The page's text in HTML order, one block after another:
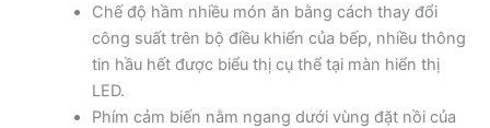
Chế độ hầm nhiều món ăn bằng cách thay đổi
công suất trên bộ điều khiển của bếp, nhiều thông
tin hầu hết được biểu thị cụ thể tại màn hiển thị
LED.
Phím cảm biến nằm ngang dưới vùng đặt nồi của